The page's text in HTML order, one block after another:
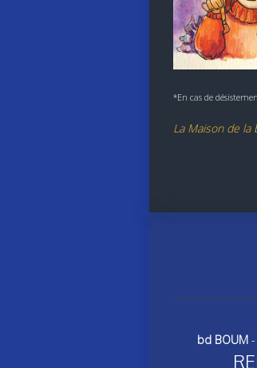
*En cas de
La Maison de
bd BOUM-